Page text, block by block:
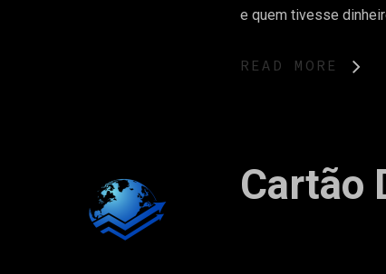
e quem tivesse
READ MORE
Cartão